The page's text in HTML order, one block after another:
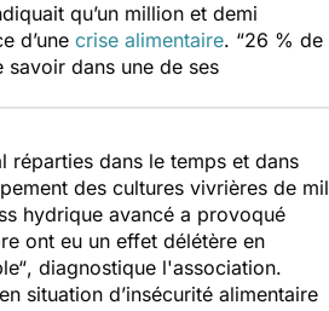
qu’un million et demi
d’une crise alimentaire. “26 % de
savoir dans une de ses
réparties dans le temps et dans
des cultures vivrières de mil
hydrique avancé a provoqué
ont eu un effet délétère en
, diagnostique l'association.
situation d’insécurité alimentaire